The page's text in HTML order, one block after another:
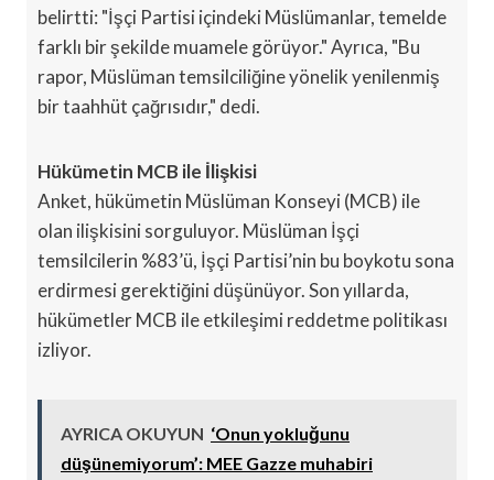
belirtti: "İşçi Partisi içindeki Müslümanlar, temelde
farklı bir şekilde muamele görüyor." Ayrıca, "Bu
rapor, Müslüman temsilciliğine yönelik yenilenmiş
bir taahhüt çağrısıdır," dedi.
Hükümetin MCB ile İlişkisi
Anket, hükümetin Müslüman Konseyi (MCB) ile
olan ilişkisini sorguluyor. Müslüman İşçi
temsilcilerin %83’ü, İşçi Partisi’nin bu boykotu sona
erdirmesi gerektiğini düşünüyor. Son yıllarda,
hükümetler MCB ile etkileşimi reddetme politikası
izliyor.
AYRICA OKUYUN ‘Onun yokluğunu
düşünemiyorum’: MEE Gazze muhabiri